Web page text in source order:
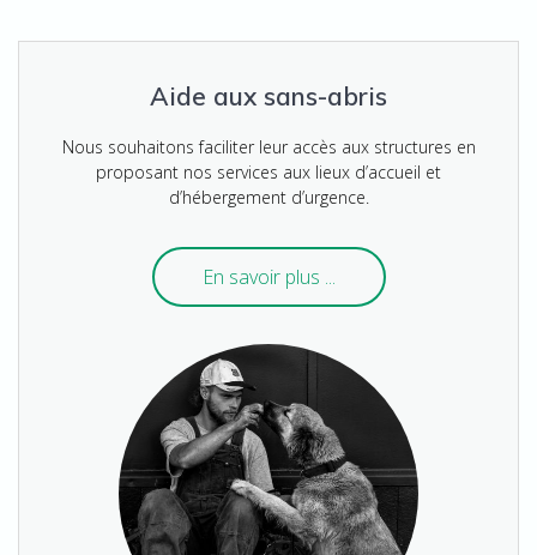
Aide aux sans-abris
Nous souhaitons faciliter leur accès aux structures en
proposant nos services aux lieux d’accueil et
d’hébergement d’urgence.
En savoir plus ...